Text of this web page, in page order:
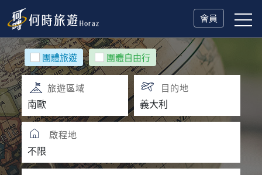
會員
團體旅遊 團體自由行
旅遊區域 目的地
啟程地